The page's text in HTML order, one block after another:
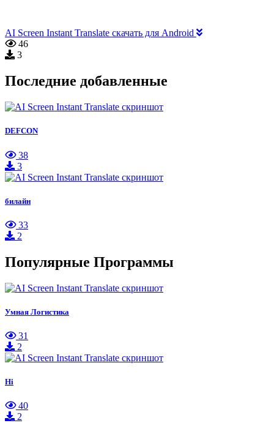
AI Screen Instant Translate скачать для Android
46
3
Последние добавленные
DEFCON
38
3
билайн
33
2
Популярные Программы
Умная Логистика
31
2
Hi
40
2